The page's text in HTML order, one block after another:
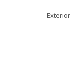
Exterior